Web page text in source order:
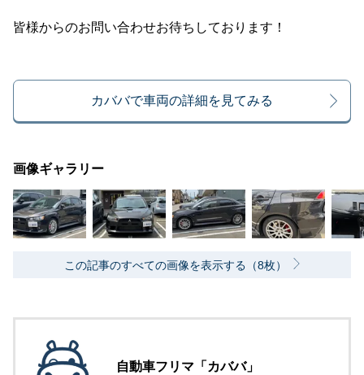
皆様からのお問い合わせお待ちしております！
カババで車両の詳細を見てみる
画像ギャラリー
この記事のすべての画像を表示する（8枚）
自動車フリマ「カババ」